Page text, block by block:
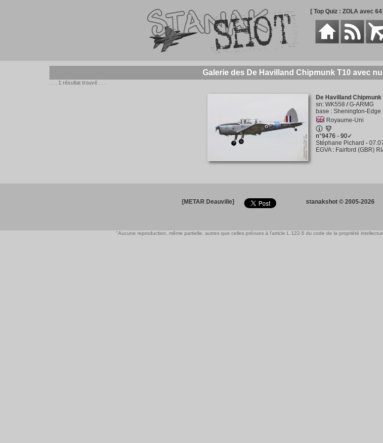
[ Top Quiz : ZOLA avec
Galerie des De Havilland Chipmunk T10 avec
. . . 1 résultat trouvé . . .
De Havilland Chipmunk
sn: WK558 /G-ARMG
base : Shenington-Edge
Royaume-Uni
n°9476 - 90✓
Stéphane Pichard -
EGVA: Fairford (GBR)
[METAR Deauville] stanakshot © 2005-2026
"Aucune reproduction, même partielle, autres que celles prévues à l'article L 122-5 du code de la propriété